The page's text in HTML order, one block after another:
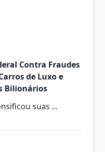
Contra Fraudes
de Luxo e
Bilionários
suas ...